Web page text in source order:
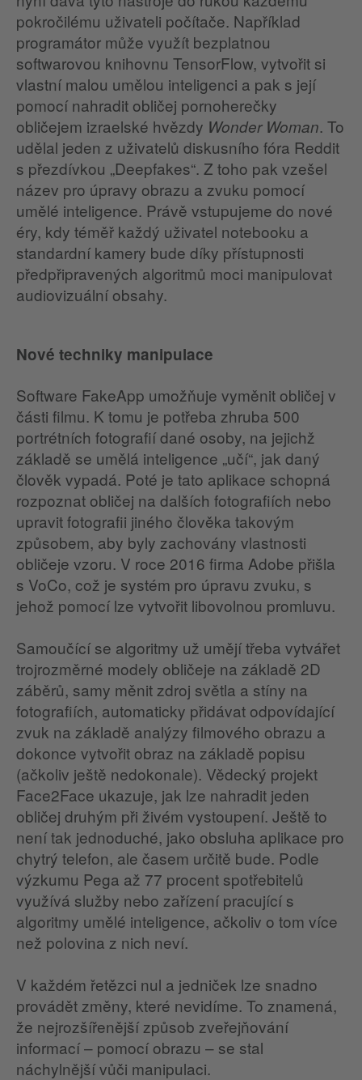
pokročilému uživateli počítače. Například
programátor může využít bezplatnou
softwarovou knihovnu TensorFlow, vytvořit si
vlastní malou umělou inteligenci a pak s její
pomocí nahradit obličej pornoherečky
obličejem izraelské hvězdy Wonder Woman. To
udělal jeden z uživatelů diskusního fóra Reddit
s přezdívkou „Deepfakes“. Z toho pak vzešel
název pro úpravy obrazu a zvuku pomocí
umělé inteligence. Právě vstupujeme do nové
éry, kdy téměř každý uživatel notebooku a
standardní kamery bude díky přístupnosti
předpřipravených algoritmů moci manipulovat
audiovizuální obsahy.
Nové techniky manipulace
Software FakeApp umožňuje vyměnit obličej v
části filmu. K tomu je potřeba zhruba 500
portrétních fotografií dané osoby, na jejichž
základě se umělá inteligence „učí“, jak daný
člověk vypadá. Poté je tato aplikace schopná
rozpoznat obličej na dalších fotografiích nebo
upravit fotografii jiného člověka takovým
způsobem, aby byly zachovány vlastnosti
obličeje vzoru. V roce 2016 firma Adobe přišla
s VoCo, což je systém pro úpravu zvuku, s
jehož pomocí lze vytvořit libovolnou promluvu.
Samoučící se algoritmy už umějí třeba vytvářet
trojrozměrné modely obličeje na základě 2D
záběrů, samy měnit zdroj světla a stíny na
fotografiích, automaticky přidávat odpovídající
zvuk na základě analýzy filmového obrazu a
dokonce vytvořit obraz na základě popisu
(ačkoliv ještě nedokonale). Vědecký projekt
Face2Face ukazuje, jak lze nahradit jeden
obličej druhým při živém vystoupení. Ještě to
není tak jednoduché, jako obsluha aplikace pro
chytrý telefon, ale časem určitě bude. Podle
výzkumu Pega až 77 procent spotřebitelů
využívá služby nebo zařízení pracující s
algoritmy umělé inteligence, ačkoliv o tom více
než polovina z nich neví.
V každém řetězci nul a jedniček lze snadno
provádět změny, které nevidíme. To znamená,
že nejrozšířenější způsob zveřejňování
informací – pomocí obrazu – se stal
náchylnější vůči manipulaci.